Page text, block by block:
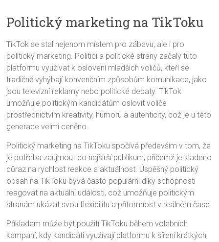
Politický marketing na TikToku
TikTok se stal nejenom místem pro zábavu, ale i pro
politický marketing. Politici a politické strany začaly tuto
platformu využívat k oslovení mladších voličů, kteří se
tradičně vyhýbají konvenčním způsobům komunikace, jako
jsou televizní reklamy nebo politické debaty. TikTok
umožňuje politickým kandidátům oslovit voliče
prostřednictvím kreativity, humoru a autenticity, což je u této
generace velmi ceněno.
Politický marketing na TikToku spočívá především v tom, že
je potřeba zaujmout co nejširší publikum, přičemž je kladeno
důraz na rychlost reakce a aktuálnost. Úspěšný politický
obsah na TikToku bývá často populární díky schopnosti
reagovat na aktuální události, což umožňuje politickým
stranám ukázat svou flexibilitu a přítomnost v reálném čase.
Příkladem může být použití TikToku během volebních
kampaní, kdy kandidáti využívají platformu k šíření krátkých,